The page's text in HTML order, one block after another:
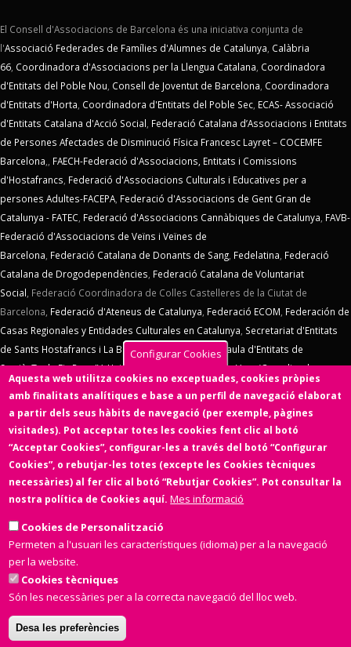
El Consell d'Associacions de Barcelona és una iniciativa conjunta de
l'Associació Federades de Famílies d'Alumnes de Catalunya, Calàbria
66, Coordinadora d'Associacions per la Llengua Catalana, Coordinadora
d'Entitats del Poble Nou, Consell de Joventut de Barcelona, Coordinadora
d'Entitats d'Horta, Coordinadora d'Entitats del Poble Sec, ECAS- Associació
d'Entitats Catalana d'Acció Social, Federació Catalana d’Associacions i Entitats
de Persones Afectades de Disminució Física Francesc Layret – COCEMFE
Barcelona,, FAECH-Federació d'Associacions, Entitats i Comissions
d'Hostafrancs, Federació d'Associacions Culturals i Educatives per a
persones Adultes-FACEPA, Federació d'Associacions de Gent Gran de
Catalunya - FATEC, Federació d'Associacions Cannàbiques de Catalunya, FAVB-
Federació d'Associacions de Veïns i Veïnes de
Barcelona, Federació Catalana de Donants de Sang, Fedelatina, Federació
Catalana de Drogodependències, Federació Catalana de Voluntariat
Social, Federació Coordinadora de Colles Castelleres de la Ciutat de
Barcelona, Federació d'Ateneus de Catalunya, Federació ECOM, Federación de
Casas Regionales y Entidades Culturales en Catalunya, Secretariat d'Entitats
de Sants Hostafrancs i La Bordeta,SOS Racisme, Taula d'Entitats de
Sarrià,Taula Eix Pere IV,Unió d'Entitats de La Marina,Vern (Coordinadora
d'Entitats de La Verneda)
Xarxa d'Economia Solidària
Consell d'Associacions de Barcelona manté un conveni de col·laboració amb
Ens de l'Asociacionisme Cultural - ENS
Coordinadora Catalana de
Fundacions. El Consell d'Associacions de Barcelona és membre deXarxa
d'Economia Solidària,FETS – Finançament Ètic i Solidari,Associació
SinergiaTIC,Coop57i deFiare
Aquesta web ha estat desenvolupada per una entitat de l'Economia
Social i Solidària,
ànim de lucre.
Configurar Cookies
Aquesta web utilitza cookies no exceptuades, cookies pròpies
amb finalitats analítiques e base a un perfil de navegació elaborat
a partir dels seus hàbits de navegació (per exemple, pàgines
visitades). Pot acceptar totes les cookies fent clic al botó
“Acceptar Cookies”, configurar-les a través del botó “Configurar
Cookies”, o rebutjar-les totes (excepte les Cookies tècniques
necessàries) al fer clic al botó “Rebutjar Cookies”. Pot consultar la
nostra política de Cookies aquí. Mes informació
Cookies de Personalització
Permeten a l'usuari les característiques (idioma) per a la navegació
per la website.
Cookies tècniques
Són les necessàries per a la correcta navegació del lloc web.
Desa les preferències